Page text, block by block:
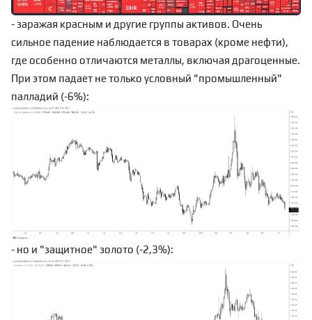
- заражая красным и другие группы активов. Очень
сильное падение наблюдается в товарах (кроме нефти),
где особенно отличаются металлы, включая драгоценные.
При этом падает не только условный "промышленный"
палладий (-6%):
- но и "защитное" золото (-2,3%):